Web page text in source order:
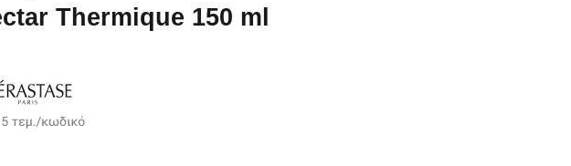
Thermique 150 ml